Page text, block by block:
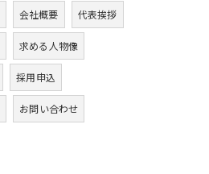
会社概要 代表挨拶
求める人物像
採用申込
お問い合わせ